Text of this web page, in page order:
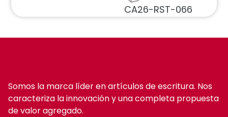
CA26-RST-066
Somos la marca líder en artículos de escritura. Nos
caracteriza la innovación y una completa propuesta
de valor agregado.